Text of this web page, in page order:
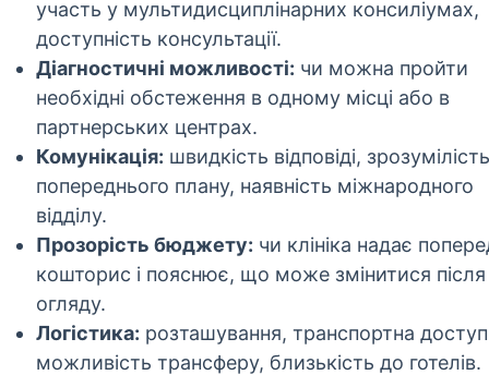
участь у мультидисциплінарних консиліумах,
доступність консультації.
Діагностичні можливості: чи можна пройти
необхідні обстеження в одному місці або в
партнерських центрах.
Комунікація: швидкість відповіді, зрозумілість
попереднього плану, наявність міжнародного
відділу.
Прозорість бюджету: чи клініка надає
кошторис і пояснює, що може змінитися після
огляду.
Логістика: розташування, транспортна
можливість трансферу, близькість до готелів.